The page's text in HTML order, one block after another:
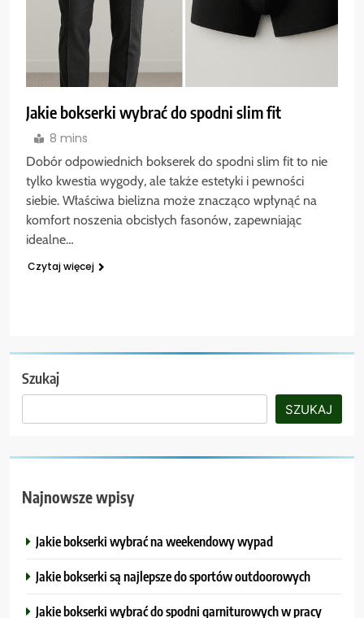
Jakie bokserki wybrać do spodni slim fit
8 mins
Dobór odpowiednich bokserek do spodni slim fit to nie
tylko kwestia wygody, ale także estetyki i pewności
siebie. Właściwa bielizna może znacząco wpłynąć na
komfort noszenia obcisłych fasonów, zapewniając
idealne…
Czytaj więcej
Szukaj
SZUKAJ
Najnowsze wpisy
Jakie bokserki wybrać na weekendowy wypad
Jakie bokserki są najlepsze do sportów outdoorowych
Jakie bokserki wybrać do spodni garniturowych w pracy